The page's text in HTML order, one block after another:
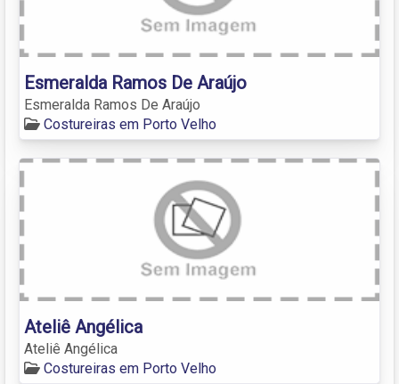
Esmeralda Ramos De Araújo
Esmeralda Ramos De Araújo
Costureiras em Porto Velho
Ateliê Angélica
Ateliê Angélica
Costureiras em Porto Velho